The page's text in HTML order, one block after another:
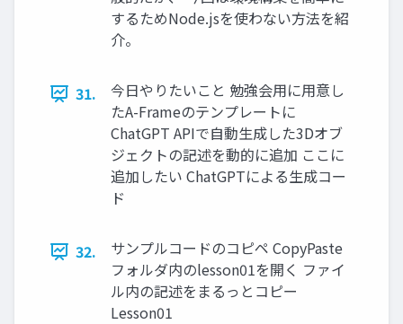
するためNode.jsを使わない⽅法を紹
介。
31.
今⽇やりたいこと 勉強会⽤に⽤意し
たA-Frameのテンプレートに
ChatGPT APIで⾃動⽣成した3Dオブ
ジェクトの記述を動的に追加 ここに
追加したい ChatGPTによる生成コー
ド
32.
サンプルコードのコピペ CopyPaste
フォルダ内のlesson01を開く ファイ
ル内の記述をまるっとコピー
Lesson01